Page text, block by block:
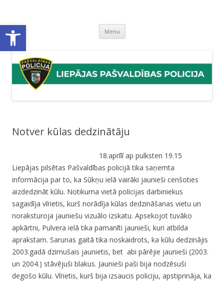
Open toolbar Menu Skip
content
Notver kūlas dedzinātāju
18.aprīlī ap pulksten 19.15
Liepājas pilsētas Pašvaldības policijā tika saņemta
informācija par to, ka Sūkņu ielā vairāki jaunieši cenšoties
aizdedzināt kūlu. Notikuma vietā policijas darbiniekus
sagaidīja vīrietis, kurš norādīja kūlas dedzināšanas vietu un
noraksturoja jauniešu vizuālo izskatu. Apsekojot tuvāko
apkārtni, Pulvera ielā tika pamanīti jaunieši, kuri atbilda
aprakstam. Sarunas gaitā tika noskaidrots, ka kūlu dedzinājis
2003.gadā dzimušais jaunietis, bet abi pārējie jaunieši (2003.
un 2004.) stāvējuši blakus. Jaunieši paši bija nodzēsuši
degošo kūlu. Vīrietis, kurš bija izsaucis policiju, apstiprināja, ka